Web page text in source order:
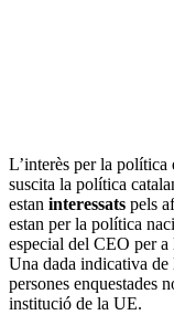
L’interès per la
suscita la política
estan interessats pels
estan per la política
especial del CEO per
Una dada indicativa de
persones enquestades
institució de la UE.